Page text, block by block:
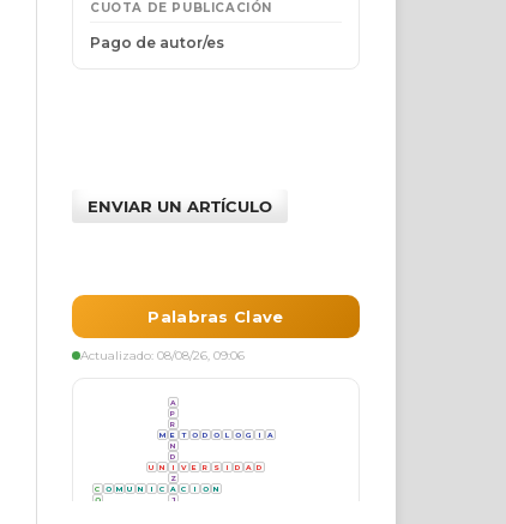
ENVIAR UN ARTÍCULO